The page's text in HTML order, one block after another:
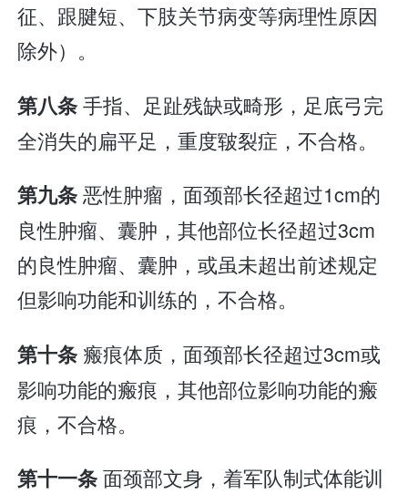
征、跟腱短、下肢关节病变等病理性原因
除外）。
第八条手指、足趾残缺或畸形，足底弓完
全消失的扁平足，重度皲裂症，不合格。
第九条恶性肿瘤，面颈部长径超过1cm的
良性肿瘤、囊肿，其他部位长径超过3cm
的良性肿瘤、囊肿，或虽未超出前述规定
但影响功能和训练的，不合格。
第十条 瘢痕体质，面颈部长径超过3cm或
影响功能的瘢痕，其他部位影响功能的瘢
痕，不合格。
第十一条面颈部文身，着军队制式体能训